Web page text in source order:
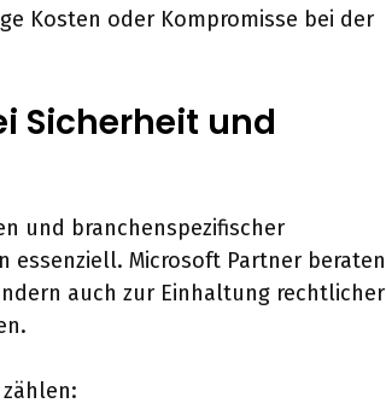
Kosten oder Kompromisse bei der
Sicherheit und
und branchenspezifischer
essenziell. Microsoft Partner beraten
auch zur Einhaltung rechtlicher